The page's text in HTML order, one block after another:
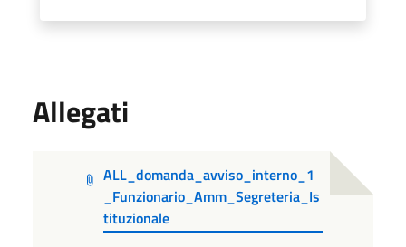
Allegati
ALL_domanda_avviso_interno_1
_Funzionario_Amm_Segreteria_Is
tituzionale